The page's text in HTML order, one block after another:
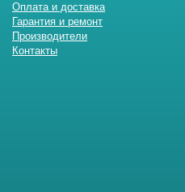
Оплата и доставка
Гарантия и ремонт
Производители
Контакты